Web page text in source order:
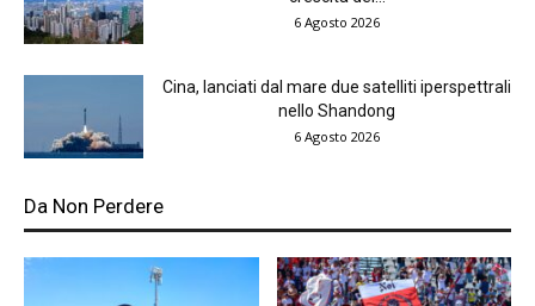
6 Agosto 2026
Cina, lanciati dal mare due satelliti iperspettrali
nello Shandong
6 Agosto 2026
Da Non Perdere